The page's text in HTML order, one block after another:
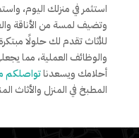
استثمر في منزلك اليوم،
وتضيف لمسة من الأناقة
للأثاث تقدم لك حلولًا
والوظائف العملية، مما
أحلامك ويسعدناتواصلكم
المطبخ في المنزل والأثاث